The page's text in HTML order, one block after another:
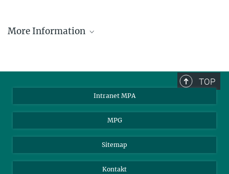
More Information
16. Marcel Grossmann Tagung
(auf Englisch)
mehr
TOP
Intranet MPA
MPG
Sitemap
Kontakt